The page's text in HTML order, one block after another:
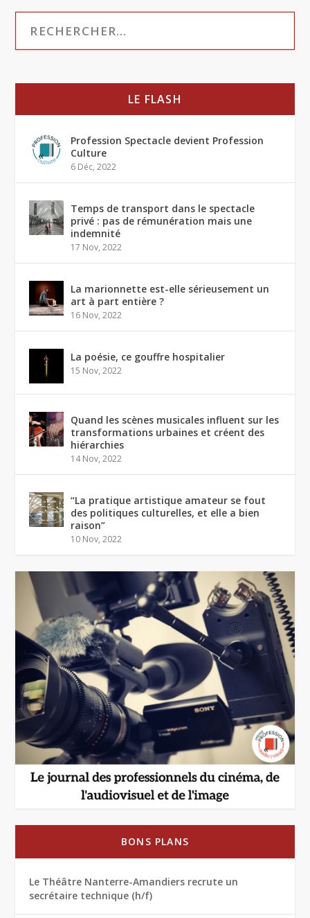
LE FLASH
Profession Spectacle devient Profession
Culture
6 Déc, 2022
Temps de transport dans le spectacle
privé : pas de rémunération mais une
indemnité
17 Nov, 2022
La marionnette est-elle sérieusement un
art à part entière ?
16 Nov, 2022
La poésie, ce gouffre hospitalier
15 Nov, 2022
Quand les scènes musicales influent sur les
transformations urbaines et créent des
hiérarchies
14 Nov, 2022
“La pratique artistique amateur se fout
des politiques culturelles, et elle a bien
raison”
10 Nov, 2022
BONS PLANS
Le Théâtre Nanterre-Amandiers recrute un
secrétaire technique (h/f)